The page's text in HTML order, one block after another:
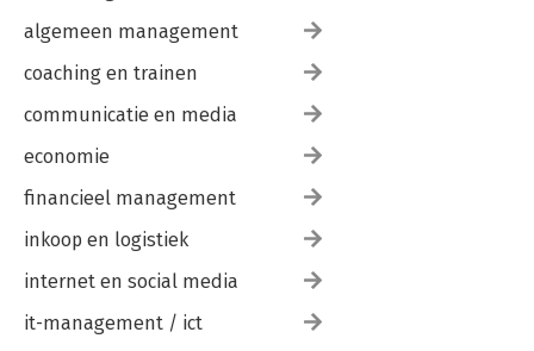
algemeen management
coaching en trainen
communicatie en media
economie
financieel management
inkoop en logistiek
internet en social media
it-management / ict